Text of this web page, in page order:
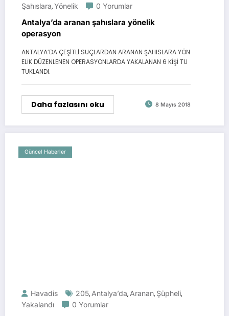
Şahıslara,Yönelik 0 Yorumlar
Antalya’da aranan şahıslara yönelik
operasyon
ANTALYA’DA ÇEŞİTLİ SUÇLARDAN ARANAN ŞAHISLARA YÖN
ELİK DÜZENLENEN OPERASYONLARDA YAKALANAN 6 KİŞİ TU
TUKLANDI.
Daha fazlasını oku 8 Mayıs 2018
Güncel Haberler
Havadis 205, Antalya’da, Aranan, Şüpheli,
Yakalandı
0 Yorumlar